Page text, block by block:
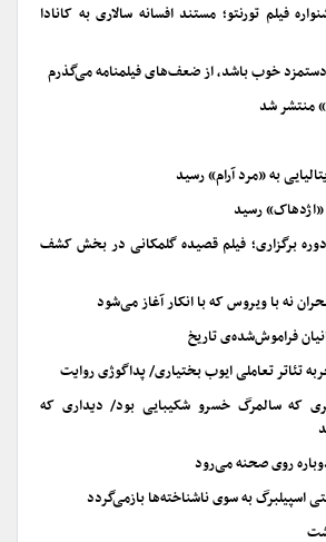
فیلم تورنتو؛ مستند افسانه سالاری به کانادا
خوب باشد، از ضعف‌های فیلمنامه می‌گذرم
منتشر شد
به «مرد آرام» رسید
رسید
برگزاری؛ فیلم قصیده گلمکانی در بخش کشف
نه با ویروس که با انکار آغاز می‌شود
فراموش‌شده‌ی تاریخ
تئاتر تعاملی ایوب بختیاری/ پداگوژی روایت
۲۸ تیری که سالمرگ خسرو شکیبایی بود/ دیداری که
روی صحنه می‌رود
اسپیلبرگ به سوی ناشناخته‌ها بازمی‌گردد